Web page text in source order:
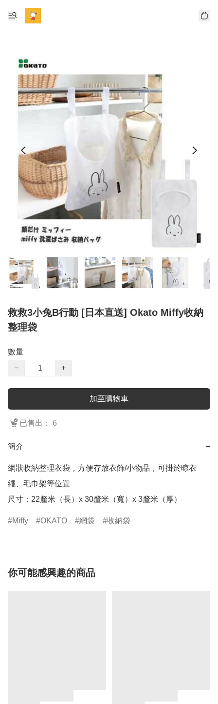
救救3小兔B行動 [日本直送] Okato Miffy收納
整理袋
數量
−
+
加至購物車
已售出： 6
簡介 −
網狀收納整理衣袋，方便存放衣飾/小物品，可掛於晾衣
繩、毛巾架等位置
尺寸：22釐米（長）x 30釐米（寬）x 3釐米（厚）
Miffy OKATO 網袋 收納袋
你可能感興趣的商品